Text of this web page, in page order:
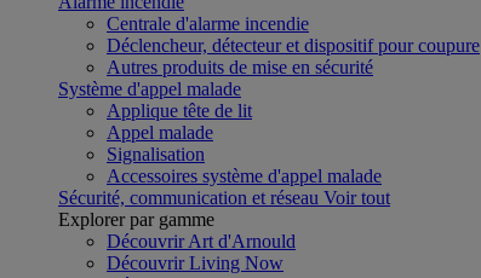
Centrale d'alarme incendie
Déclencheur, détecteur et dispositif pour coupure
Autres produits de mise en sécurité
Système d'appel malade
Applique tête de lit
Appel malade
Signalisation
Accessoires système d'appel malade
Sécurité, communication et réseau Voir tout
Explorer par gamme
Découvrir Art d'Arnould
Découvrir Living Now